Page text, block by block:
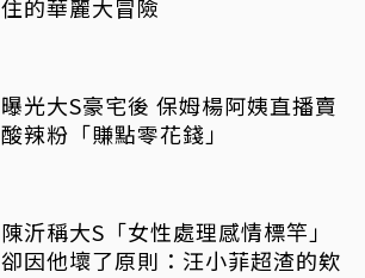
住的華麗大冒險
曝光大S豪宅後 保姆楊阿姨直播賣
酸辣粉「賺點零花錢」
陳沂稱大S「女性處理感情標竿」
卻因他壞了原則：汪小菲超渣的欸